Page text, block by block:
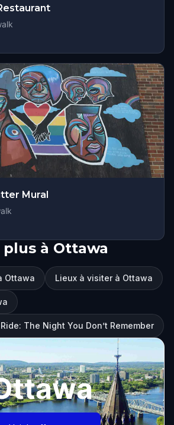
Mural
à Ottawa
Ottawa Lieux à visiter à Ottawa
The Night You Don’t Remember